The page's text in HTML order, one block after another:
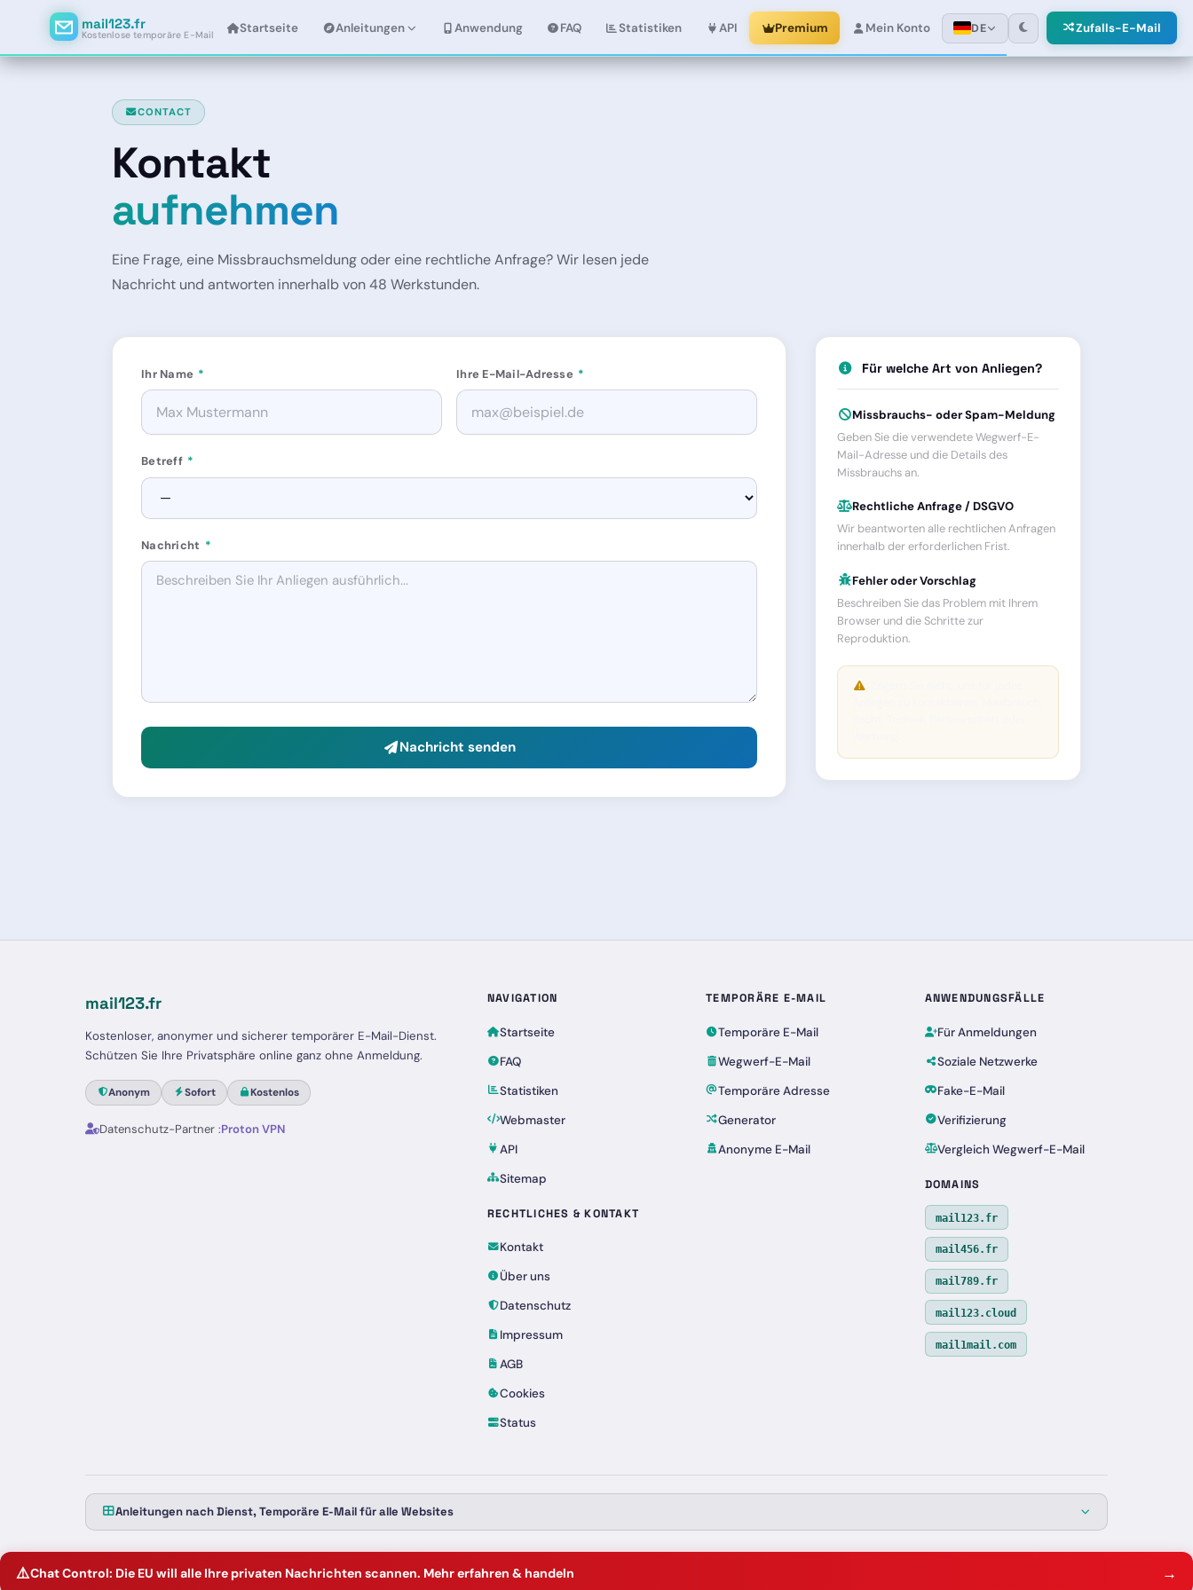
mail123.fr
Kostenlose temporäre E-Mail Startseite Anleitungen Anwendung FAQ Statistiken API Premium Mein Konto DE Zufalls-E-Mail
CONTACT
Kontakt
aufnehmen
Eine Frage, eine Missbrauchsmeldung oder eine rechtliche Anfrage? Wir lesen jede
Nachricht und antworten innerhalb von 48 Werkstunden.
Ihr Name * Ihre E-Mail-Adresse *
Betreff *
Nachricht *
Nachricht senden
Für welche Art von Anliegen?
Missbrauchs- oder Spam-Meldung
Geben Sie die verwendete Wegwerf-E-
Mail-Adresse und die Details des
Missbrauchs an.
Rechtliche Anfrage / DSGVO
Wir beantworten alle rechtlichen Anfragen
innerhalb der erforderlichen Frist.
Fehler oder Vorschlag
Beschreiben Sie das Problem mit Ihrem
Browser und die Schritte zur
Reproduktion.
mail123.fr
Kostenloser, anonymer und sicherer temporärer E-Mail-Dienst.
Schützen Sie Ihre Privatsphäre online ganz ohne Anmeldung.
Anonym Sofort Kostenlos
Datenschutz-Partner :Proton VPN
NAVIGATION
Startseite
FAQ
Statistiken
Webmaster
API
Sitemap
RECHTLICHES & KONTAKT
Kontakt
Über uns
Datenschutz
Impressum
AGB
Cookies
Status
TEMPORÄRE E-MAIL
Temporäre E-Mail
Wegwerf-E-Mail
Temporäre Adresse
Generator
Anonyme E-Mail
ANWENDUNGSFÄLLE
Für Anmeldungen
Soziale Netzwerke
Fake-E-Mail
Verifizierung
Vergleich Wegwerf-E-Mail
DOMAINS
mail123.fr
mail456.fr
mail789.fr
mail123.cloud
mail1mail.com
Anleitungen nach Dienst, Temporäre E-Mail für alle Websites
⚠️Chat Control: Die EU will alle Ihre privaten Nachrichten scannen. Mehr erfahren & handeln →